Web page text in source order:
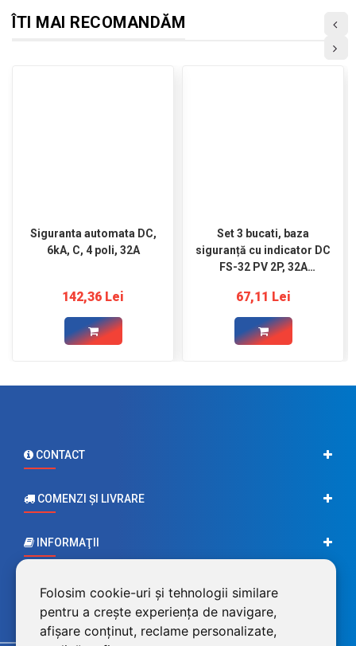
Folosim cookie-uri și tehnologii similare
pentru a crește experiența de navigare,
afișare conținut, reclame personalizate,
ÎTI MAI RECOMANDĂM
Siguranta automata DC,
6kA, C, 4 poli, 32A
142,36 Lei
Set 3 bucati, baza
siguranță cu indicator DC
FS-32 PV 2P, 32A
67,11 Lei
CONTACT
COMENZI ŞI LIVRARE
INFORMAŢII
CONTUL MEU